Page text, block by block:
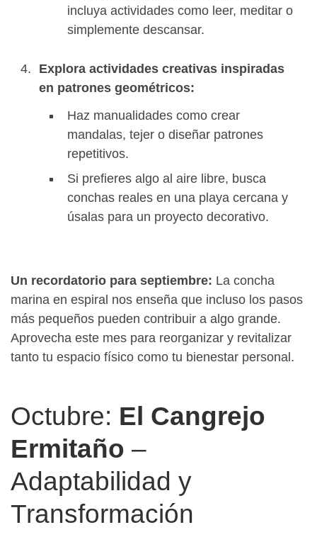
incluya actividades como leer, meditar o
simplemente descansar.
Explora actividades creativas inspiradas
en patrones geométricos:
Haz manualidades como crear
mandalas, tejer o diseñar patrones
repetitivos.
Si prefieres algo al aire libre, busca
conchas reales en una playa cercana y
úsalas para un proyecto decorativo.
Un recordatorio para septiembre: La concha
marina en espiral nos enseña que incluso los pasos
más pequeños pueden contribuir a algo grande.
Aprovecha este mes para reorganizar y revitalizar
tanto tu espacio físico como tu bienestar personal.
Octubre: El Cangrejo
Ermitaño –
Adaptabilidad y
Transformación